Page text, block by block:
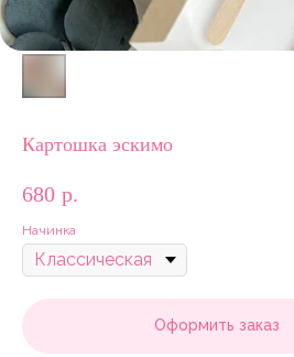
Картошка эскимо
680 р.
Начинка
Оформить заказ